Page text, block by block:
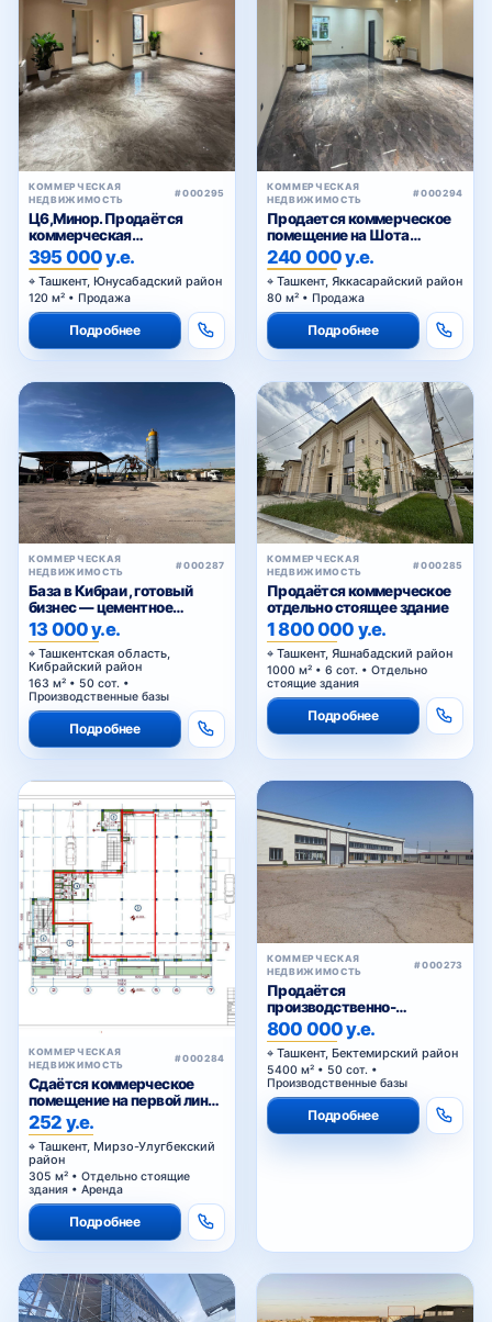
КОММЕРЧЕСКАЯ
НЕДВИЖИМОСТЬ
#000295
Ц6,Минор. Продаётся
коммерческая
недвижимость
395 000 у.е.
Ташкент, Юнусабадский район
120 м² • Продажа
Подробнее
КОММЕРЧЕСКАЯ
НЕДВИЖИМОСТЬ
#000294
Продается коммерческое
помещение на Шота
Руставели
240 000 у.е.
Ташкент, Яккасарайский район
80 м² • Продажа
Подробнее
КОММЕРЧЕСКАЯ
НЕДВИЖИМОСТЬ
#000287
База в Кибраи , готовый
бизнес — цементное
производство
13 000 у.е.
Ташкентская область,
Кибрайский район
163 м² • 50 сот. •
Производственные базы
Подробнее
КОММЕРЧЕСКАЯ
НЕДВИЖИМОСТЬ
#000285
Продаётся коммерческое
отдельно стоящее здание
1 800 000 у.е.
Ташкент, Яшнабадский район
1000 м² • 6 сот. • Отдельно
стоящие здания
Подробнее
КОММЕРЧЕСКАЯ
НЕДВИЖИМОСТЬ
#000284
Сдаётся коммерческое
помещение на первой линии
Сайрам
252 у.е.
Ташкент, Мирзо-Улугбекский
район
305 м² • Отдельно стоящие
здания • Аренда
Подробнее
КОММЕРЧЕСКАЯ
НЕДВИЖИМОСТЬ
#000273
Продаётся
производственно-
складская база с
приватизированным
земельным участком в
Бектемирском районе
Ташкента
800 000 у.е.
Ташкент, Бектемирский район
5400 м² • 50 сот. •
Производственные базы
Подробнее